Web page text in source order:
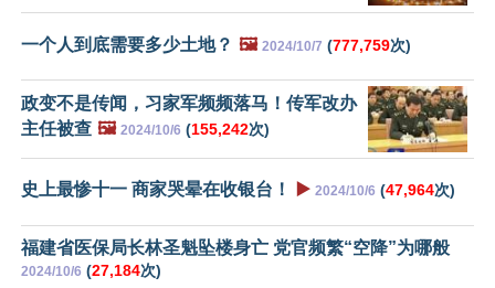
一个人到底需要多少土地？ 🖼️ 2024/10/7 (777,759次)
政变不是传闻，习家军频频落马！传军改办
主任被查 🖼️ 2024/10/6 (155,242次)
史上最惨十一 商家哭晕在收银台！ ▶️ 2024/10/6 (47,964次)
福建省医保局长林圣魁坠楼身亡 党官频繁“空降”为哪般
2024/10/6 (27,184次)